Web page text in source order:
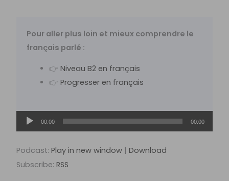
Pour aller plus loin et mieux comprendre le
français parlé :
👉 Niveau B2 en français
👉 Progresser en français
Lecteur
audio
00:00 00:00
Podcast:Play in new window |Download
Subscribe:RSS